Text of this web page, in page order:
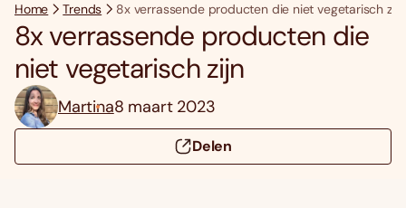
Home Trends 8x verrassende producten die niet vegetarisch zijn
8x verrassende producten die
niet vegetarisch zijn
Martina8 maart 2023
Delen